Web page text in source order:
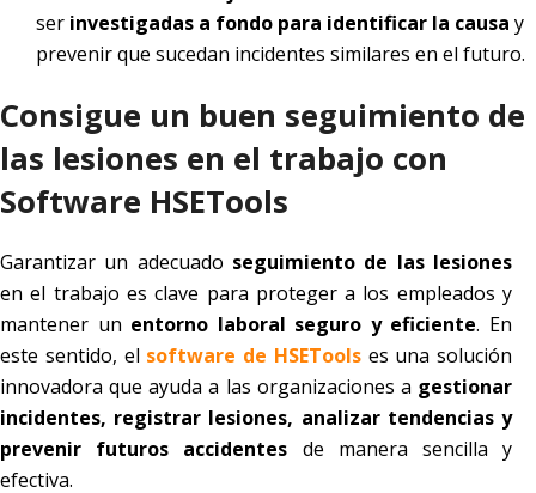
ser investigadas a fondo para identificar la causa y
prevenir que sucedan incidentes similares en el futuro.
Consigue un buen seguimiento de
las lesiones en el trabajo con
Software HSETools
Garantizar un adecuado seguimiento de las lesiones
en el trabajo es clave para proteger a los empleados y
mantener un entorno laboral seguro y eficiente. En
este sentido, el software de HSETools es una solución
innovadora que ayuda a las organizaciones a gestionar
incidentes, registrar lesiones, analizar tendencias y
prevenir futuros accidentes de manera sencilla y
efectiva.